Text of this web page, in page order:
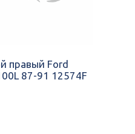
правый Ford
87-91 12574F